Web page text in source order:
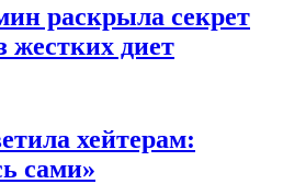
раскрыла секрет
жестких диет
хейтерам:
сами»